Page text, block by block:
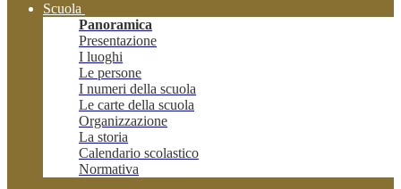
Scuola
Panoramica
Presentazione
I luoghi
Le persone
I numeri della scuola
Le carte della scuola
Organizzazione
La storia
Calendario scolastico
Normativa